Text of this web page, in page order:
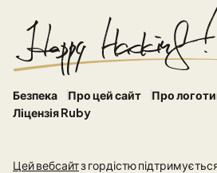
Безпека Про цей сайт Про
Ліцензія Ruby
Цей вебсайтз гордістю